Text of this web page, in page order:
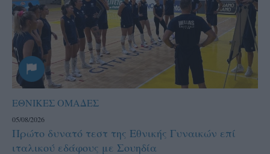
ΕΘΝΙΚΕΣ ΟΜΑΔΕΣ
05/08/2026
Πρώτο δυνατό τεστ της Εθνικής Γυναικών επί
ιταλικού εδάφους με Σουηδία